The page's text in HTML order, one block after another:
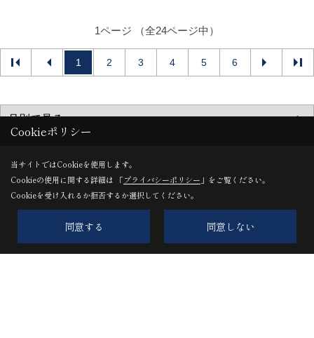
1ページ （全24ページ中）
1 2 3 4 5 6
Cookieポリシー
当サイトではCookieを使用します。
Cookieの使用に関する詳細は 「プライバシーポリシー 」をご覧ください。
Cookieを受け入れるか拒否するか選択してください。
同意する 同意しない